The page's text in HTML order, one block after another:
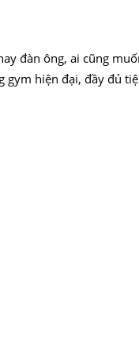
đàn ông, ai cũng
hiện đại, đầy đủ